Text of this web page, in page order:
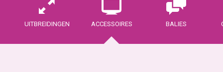
UITBREIDINGEN ACCESSOIRES BALIES